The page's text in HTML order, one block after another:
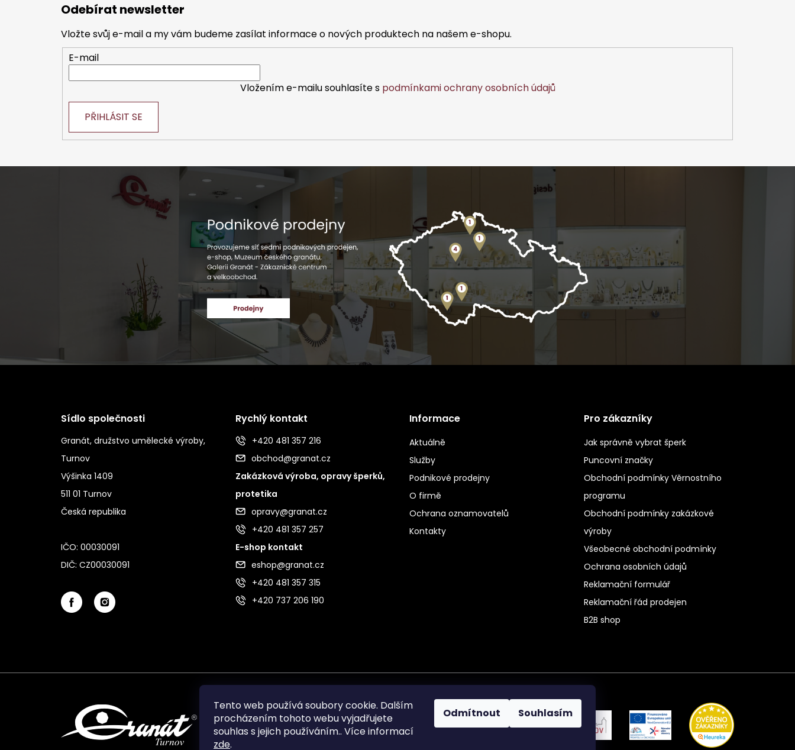
Tento web používá soubory cookie. Dalším
procházením tohoto webu vyjadřujete
souhlas s jejich používáním.. Více informací
zde.
Odmítnout Souhlasím
Odebírat newsletter
Vložte svůj e-mail a my vám budeme zasílat informace o nových produktech na našem e-shopu.
E-mail
Vložením e-mailu souhlasíte s podmínkami ochrany osobních údajů
PŘIHLÁSIT SE
Sídlo společnosti
Granát, družstvo umělecké výroby,
Turnov
Výšinka 1409
511 01 Turnov
Česká republika
IČO: 00030091
DIČ: CZ00030091
Rychlý kontakt
+420 481 357 216
obchod@granat.cz
Zakázková výroba, opravy šperků,
protetika
opravy@granat.cz
+420 481 357 257
E-shop kontakt
eshop@granat.cz
+420 481 357 315
+420 737 206 190
Informace
Aktuálně
Služby
Podnikové prodejny
O firmě
Ochrana oznamovatelů
Kontakty
Pro zákazníky
Jak správně vybrat šperk
Puncovní značky
Obchodní podmínky Věrnostního
programu
Obchodní podmínky zakázkové
výroby
Všeobecné obchodní podmínky
Ochrana osobních údajů
Reklamační formulář
Reklamační řád prodejen
B2B shop